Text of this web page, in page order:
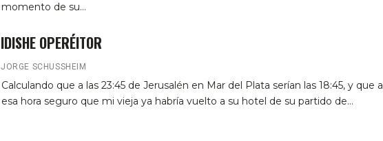
momento de su…
IDISHE OPERÉITOR
JORGE SCHUSSHEIM
Calculando que a las 23:45 de Jerusalén en Mar del Plata serían las 18:45, y que a
esa hora seguro que mi vieja ya habría vuelto a su hotel de su partido de…